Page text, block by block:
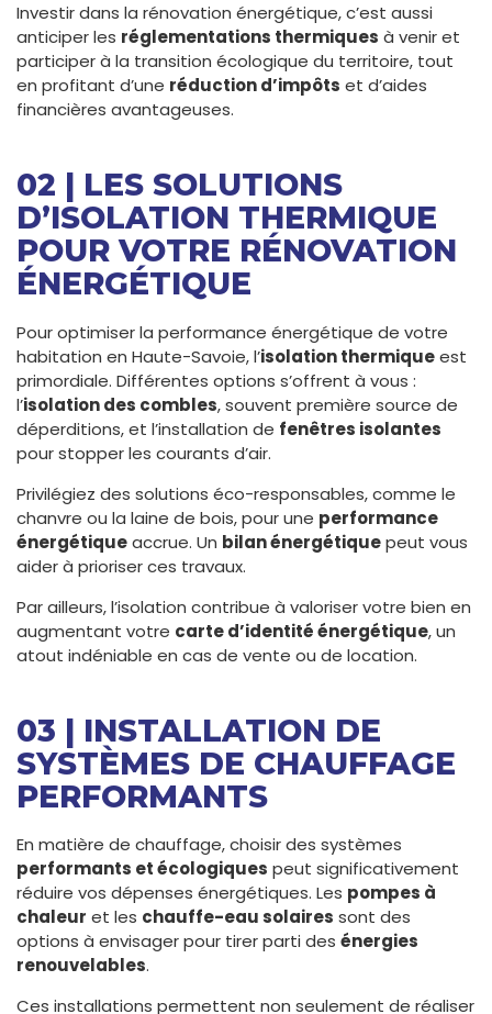
Investir dans la rénovation énergétique, c’est aussi
anticiper les réglementations thermiques à venir et
participer à la transition écologique du territoire, tout
en profitant d’une réduction d’impôts et d’aides
financières avantageuses.
02 | LES SOLUTIONS
D’ISOLATION THERMIQUE
POUR VOTRE RÉNOVATION
ÉNERGÉTIQUE
Pour optimiser la performance énergétique de votre
habitation en Haute-Savoie, l’isolation thermiqueest
primordiale. Différentes options s’offrent à vous :
l’isolation des combles, souvent première source de
déperditions, et l’installation de fenêtres isolantes
pour stopper les courants d’air.
Privilégiez des solutions éco-responsables, comme le
chanvre ou la laine de bois, pour une performance
énergétiqueaccrue. Un bilan énergétiquepeut vous
aider à prioriser ces travaux.
Par ailleurs, l’isolation contribue à valoriser votre bien en
augmentant votre carte d’identité énergétique, un
atout indéniable en cas de vente ou de location.
03 | INSTALLATION DE
SYSTÈMES DE CHAUFFAGE
PERFORMANTS
En matière de chauffage, choisir des systèmes
performants et écologiques peut significativement
réduire vos dépenses énergétiques. Les pompes à
chaleur et les chauffe-eau solaires sont des
options à envisager pour tirer parti des énergies
renouvelables.
Ces installations permettent non seulement de réaliser